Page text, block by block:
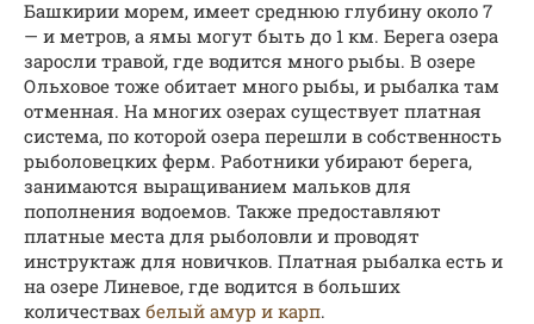
Башкирии морем, имеет среднюю глубину около 7
— и метров, а ямы могут быть до 1 км. Берега озера
заросли травой, где водится много рыбы. В озере
Ольховое тоже обитает много рыбы, и рыбалка там
отменная. На многих озерах существует платная
система, по которой озера перешли в собственность
рыболовецких ферм. Работники убирают берега,
занимаются выращиванием мальков для
пополнения водоемов. Также предоставляют
платные места для рыболовли и проводят
инструктаж для новичков. Платная рыбалка есть и
на озере Линевое, где водится в больших
количествах белый амур и карп.